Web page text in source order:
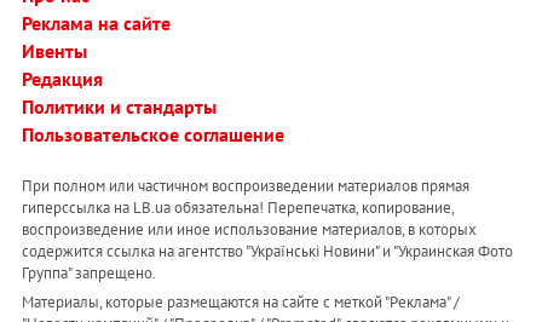
Реклама на сайте
Ивенты
Редакция
Политики и стандарты
Пользовательское соглашение
При полном или частичном воспроизведении материалов прямая
гиперссылка на LB.ua обязательна! Перепечатка, копирование,
воспроизведение или иное использование материалов, в которых
содержится ссылка на агентство "Українськi Новини" и "Украинская Фото
Группа" запрещено.
Материалы, которые размещаются на сайте с меткой "Реклама" /